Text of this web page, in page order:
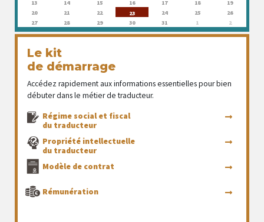
13
14 15 16 17 18
19
20
21 22 23 24 25
26
27
28 29 30 31 1 2
Le kit
de démarrage
Accédez rapidement aux informations essentielles pour bien
débuter dans le métier de traducteur.
Régime social et fiscal
du traducteur
Propriété intellectuelle
du traducteur
Modèle de contrat
Rémunération